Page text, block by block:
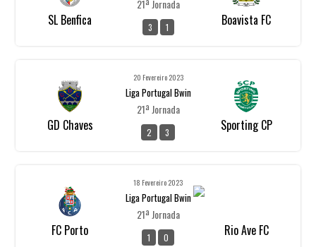
SL Benfica
21ª Jornada
3 1 Boavista FC
GD Chaves
20 Fevereiro 2023
Liga Portugal Bwin
21ª Jornada
2 3 Sporting CP
FC Porto
18 Fevereiro 2023
Liga Portugal Bwin
21ª Jornada
1 0 Rio Ave FC